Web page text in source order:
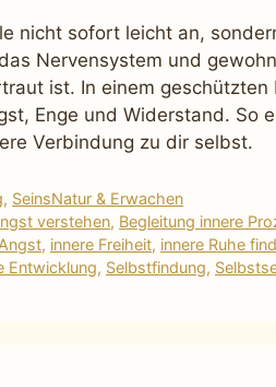
nicht sofort leicht an,
Nervensystem und
ist. In einem
Enge und Widerstand. So
Verbindung zu dir selbst.
, SeinsNatur & Erwachen
verstehen, Begleitung innere
, innere Freiheit, innere Ruhe
Entwicklung, Selbstfindung,